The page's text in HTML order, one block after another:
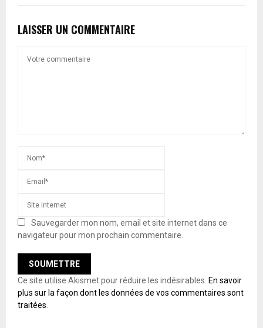
LAISSER UN COMMENTAIRE
Sauvegarder mon nom, email et site internet dans ce
navigateur pour mon prochain commentaire.
Ce site utilise Akismet pour réduire les indésirables. En savoir
plus sur la façon dont les données de vos commentaires sont
traitées